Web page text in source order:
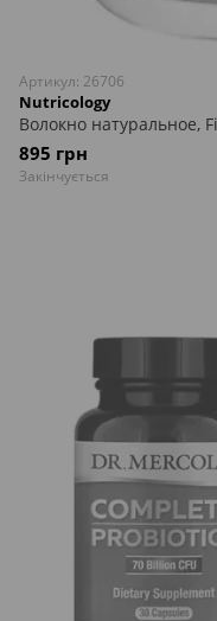
Артикул: 26706
Nutricology
Волокно натуральное,
895 грн
Закінчується